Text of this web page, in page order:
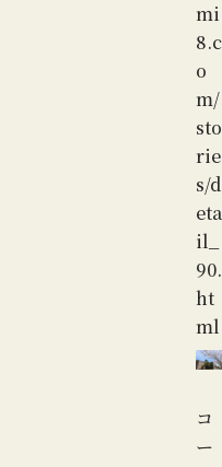
mi
8.c
o
m/
sto
rie
s/d
eta
il_
90.
ht
ml
コ
ー